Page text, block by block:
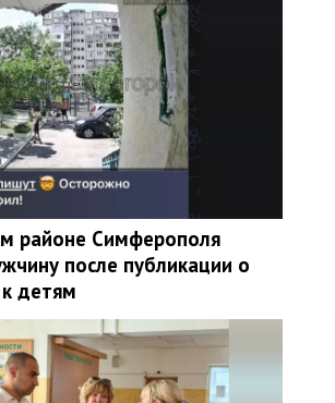
районе Симферополя
после публикации о
детям